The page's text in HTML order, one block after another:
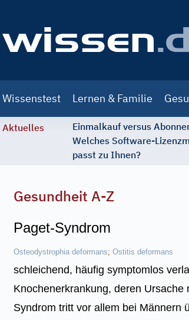
navigation
Wissenstest Lernen & Familie
Aktuelles
Einmalkauf versus
Welches Software-
passt zu Ihnen?
Gesundheit A-Z
Paget-Syndrom
Osteodystrophia deformans; Ostitis deformans
schleichend, häufig symptomlos
Knochenerkrankung, deren
Syndrom tritt vor allem bei Männern